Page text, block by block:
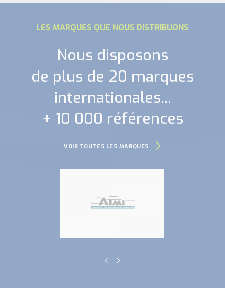
LES MARQUES QUE NOUS DISTRIBUONS
Nous disposons
de plus de 20 marques
internationales...
+ 10 000 références
VOIR TOUTES LES MARQUES